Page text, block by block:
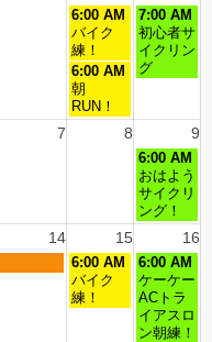
6:00 AM
バイク
練！
7:00 AM
初心者サ
イクリン
グ
6:00 AM
朝
RUN！
7 8 9
6:00 AM
おはよう
サイクリ
ング！
14 15 16
6:00 AM
バイク
練！
6:00 AM
ケーケー
ACトラ
イアスロ
ン朝練！